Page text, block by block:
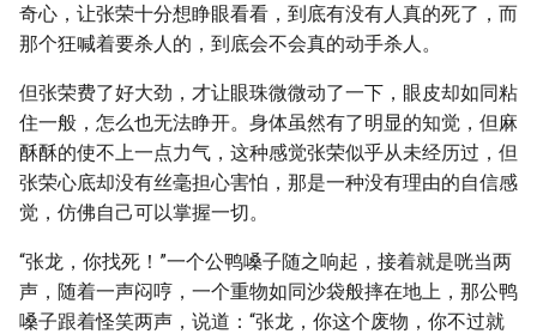
奇心，让张荣十分想睁眼看看，到底有没有人真的死了，而
那个狂喊着要杀人的，到底会不会真的动手杀人。
但张荣费了好大劲，才让眼珠微微动了一下，眼皮却如同粘
住一般，怎么也无法睁开。身体虽然有了明显的知觉，但麻
酥酥的使不上一点力气，这种感觉张荣似乎从未经历过，但
张荣心底却没有丝毫担心害怕，那是一种没有理由的自信感
觉，仿佛自己可以掌握一切。
“张龙，你找死！”一个公鸭嗓子随之响起，接着就是咣当两
声，随着一声闷哼，一个重物如同沙袋般摔在地上，那公鸭
嗓子跟着怪笑两声，说道：“张龙，你这个废物，你不过就